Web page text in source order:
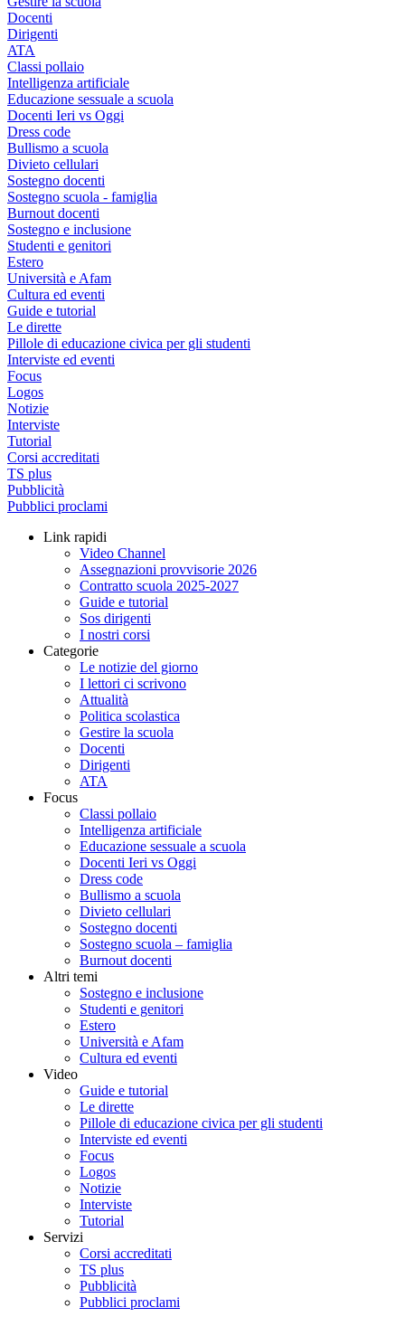
Docenti
Dirigenti
ATA
Classi pollaio
Intelligenza artificiale
Educazione sessuale a scuola
Docenti Ieri vs Oggi
Dress code
Bullismo a scuola
Divieto cellulari
Sostegno docenti
Sostegno scuola - famiglia
Burnout docenti
Sostegno e inclusione
Studenti e genitori
Estero
Università e Afam
Cultura ed eventi
Guide e tutorial
Le dirette
Pillole di educazione civica per gli studenti
Interviste ed eventi
Focus
Logos
Notizie
Interviste
Tutorial
Corsi accreditati
TS plus
Pubblicità
Pubblici proclami
Link rapidi
Video Channel
Assegnazioni provvisorie 2026
Contratto scuola 2025-2027
Guide e tutorial
Sos dirigenti
I nostri corsi
Categorie
Le notizie del giorno
I lettori ci scrivono
Attualità
Politica scolastica
Gestire la scuola
Docenti
Dirigenti
ATA
Focus
Classi pollaio
Intelligenza artificiale
Educazione sessuale a scuola
Docenti Ieri vs Oggi
Dress code
Bullismo a scuola
Divieto cellulari
Sostegno docenti
Sostegno scuola – famiglia
Burnout docenti
Altri temi
Sostegno e inclusione
Studenti e genitori
Estero
Università e Afam
Cultura ed eventi
Video
Guide e tutorial
Le dirette
Pillole di educazione civica per gli studenti
Interviste ed eventi
Focus
Logos
Notizie
Interviste
Tutorial
Servizi
Corsi accreditati
TS plus
Pubblicità
Pubblici proclami